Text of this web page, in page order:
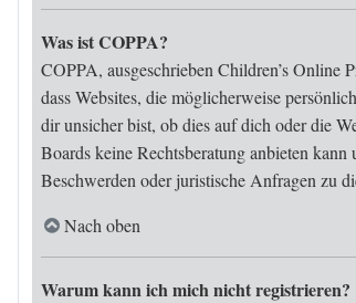
Was ist COPPA?
COPPA, ausgeschrieben Children’s Online
dass Websites, die möglicherweise
dir unsicher bist, ob dies auf dich oder die
Boards keine Rechtsberatung anbieten
Beschwerden oder juristische Anfragen zu
Nach oben
Warum kann ich mich nicht registrieren?